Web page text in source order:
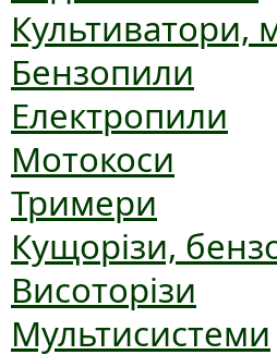
Культиватори,
Бензопили
Електропили
Мотокоси
Тримери
Кущорізи,
Висоторізи
Мультисистеми